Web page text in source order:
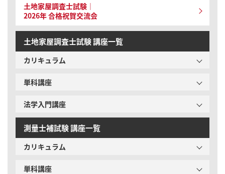
土地家屋調査士試験｜
2026年 合格祝賀交流会
土地家屋調査士試験 講座一覧
カリキュラム
単科講座
法学入門講座
測量士補試験 講座一覧
カリキュラム
単科講座